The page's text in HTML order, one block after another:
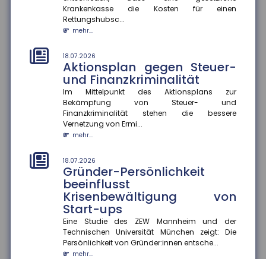
Krankenkasse die Kosten für einen
Rettungshubsc...
mehr...
18.07.2026
Aktionsplan gegen Steuer-
und Finanzkriminalität
Im Mittelpunkt des Aktionsplans zur
Bekämpfung von Steuer- und
Finanzkriminalität stehen die bessere
Vernetzung von Ermi...
mehr...
18.07.2026
Gründer-Persönlichkeit
beeinflusst
Krisenbewältigung von
Start-ups
Eine Studie des ZEW Mannheim und der
Technischen Universität München zeigt: Die
Persönlichkeit von Gründer:innen entsche...
mehr...
Wer haftet bei grob
verkehrswidriger E-Scooter-
Nutzung?
grob verkehrswidriger Nutzung eines E-Scooters der
Fahrer im Falle ein...
mehr...
14.07.2026
Stärkere Fluggastrechte
Der Rat der Europäischen Union hat neue
Rechtsvorschriften beschlossen, die Fluggastrechte
14.07.2026
Fünf Jahre nach der Ahrtalflut:
Versicherer fordern mehr
Tempo bei Prävention und
Klimafolgenanpassung
Fünf Jahre nach der verheerenden Flutkatastrophe im
Ahrtal warnt der Gesamtverband der Deutschen